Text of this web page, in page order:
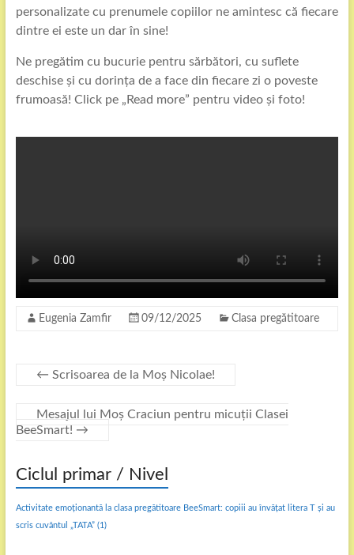
personalizate cu prenumele copiilor ne amintesc că fiecare
dintre ei este un dar în sine!
Ne pregătim cu bucurie pentru sărbători, cu suflete
deschise și cu dorința de a face din fiecare zi o poveste
frumoasă! Click pe „Read more” pentru video și foto!
Eugenia Zamfir 09/12/2025 Clasa pregătitoare
← Scrisoarea de la Moș Nicolae!
Mesajul lui Moș Craciun pentru micuții Clasei
BeeSmart! →
Ciclul primar / Nivel
Activitate emoționantă la clasa pregătitoare BeeSmart: copiii au învățat litera T și au
scris cuvântul „TATA”(1)